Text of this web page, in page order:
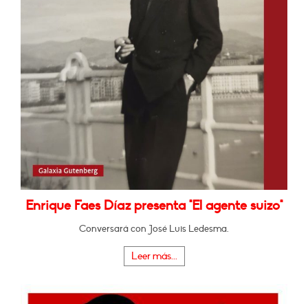
Enrique Faes Díaz presenta "El agente suizo"
Conversará con José Luis Ledesma.
Leer más...